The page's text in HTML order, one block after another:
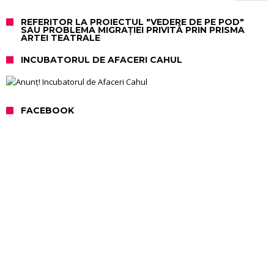
REFERITOR LA PROIECTUL "VEDERE DE PE POD"
SAU PROBLEMA MIGRAȚIEI PRIVITĂ PRIN PRISMA
ARTEI TEATRALE
INCUBATORUL DE AFACERI CAHUL
FACEBOOK